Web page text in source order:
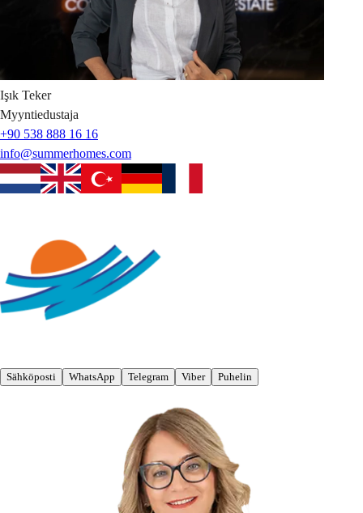
Işık Teker
Myyntiedustaja
+90 538 888 16 16
info@summerhomes.com
Sähköposti WhatsApp Telegram Viber Puhelin